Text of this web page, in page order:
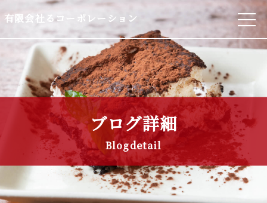
有限会社るコーポレーション
ブログ詳細
Blogdetail